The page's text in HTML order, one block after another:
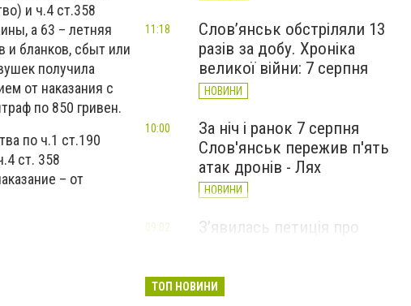
и ч.4 ст.358
а 63 – летняя
и бланков, сбыт или
получила
от наказания с
по 850 гривен.
по ч.1 ст.190
ст. 358
– от
Слов’янськ обстріляли 13
разів за добу. Хроніка
великої війни: 7 серпня
НОВИНИ
11:18
За ніч і ранок 7 серпня
Слов'янськ пережив п'ять
атак дронів - Лях
НОВИНИ
10:00
З’явилась петиція про
(посмертно)
09:02
ТОП НОВИНИ